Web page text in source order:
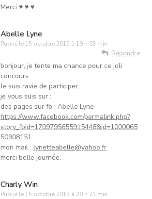
Merci ♥ ♥ ♥
Abelle Lyne
Publié le 15 octobre 2015 à 19 h 03 min
Répondre
bonjour, je tente ma chance pour ce joli
concours.
Je suis ravie de participer.
je vous suis sur :
des pages sur fb : Abelle Lyne
https://www.facebook.com/permalink.php?
story_fbid=1709795655915448&id=1000065
50908151
mon mail : lynetteabelle@yahoo.fr
merci belle journée.
Charly Win
Publié le 15 octobre 2015 à 20 h 21 min